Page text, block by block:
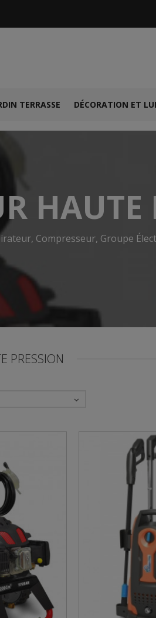
TERRASSE DÉCORATION ET
HAUTE
Compresseur, Groupe
PRESSION